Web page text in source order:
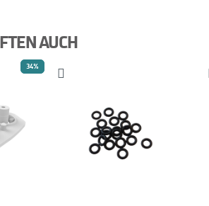
AUCH
34%